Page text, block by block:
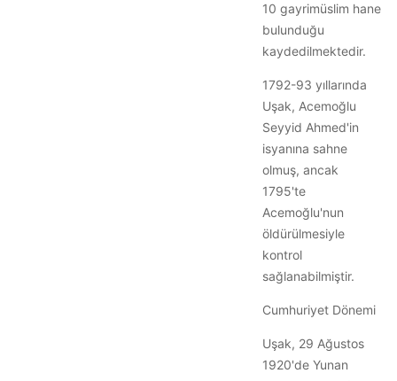
10 gayrimüslim hane
bulunduğu
kaydedilmektedir.
1792-93 yıllarında
Uşak, Acemoğlu
Seyyid Ahmed'in
isyanına sahne
olmuş, ancak
1795'te
Acemoğlu'nun
öldürülmesiyle
kontrol
sağlanabilmiştir.
Cumhuriyet Dönemi
Uşak, 29 Ağustos
1920'de Yunan